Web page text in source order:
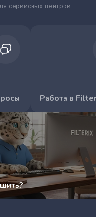
сервисных центров
Работа в